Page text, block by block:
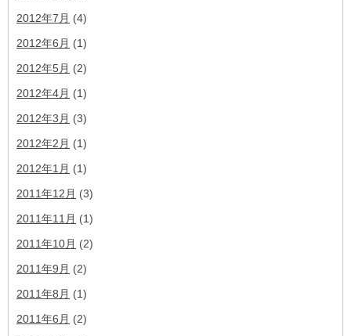
2012年7月 (4)
2012年6月 (1)
2012年5月 (2)
2012年4月 (1)
2012年3月 (3)
2012年2月 (1)
2012年1月 (1)
2011年12月 (3)
2011年11月 (1)
2011年10月 (2)
2011年9月 (2)
2011年8月 (1)
2011年6月 (2)